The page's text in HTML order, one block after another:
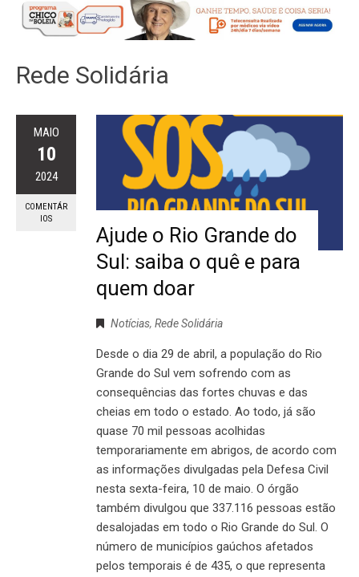
Rede Solidária
MAIO
10
2024
COMENTÁR
IOS
Ajude o Rio Grande do
Sul: saiba o quê e para
quem doar
Notícias, Rede Solidária
Desde o dia 29 de abril, a população do Rio
Grande do Sul vem sofrendo com as
consequências das fortes chuvas e das
cheias em todo o estado. Ao todo, já são
quase 70 mil pessoas acolhidas
temporariamente em abrigos, de acordo com
as informações divulgadas pela Defesa Civil
nesta sexta-feira, 10 de maio. O órgão
também divulgou que 337.116 pessoas estão
desalojadas em todo o Rio Grande do Sul. O
número de municípios gaúchos afetados
pelos temporais é de 435, o que representa